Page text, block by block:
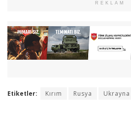
REKLAM
Etiketler: Kırım Rusya Ukrayna